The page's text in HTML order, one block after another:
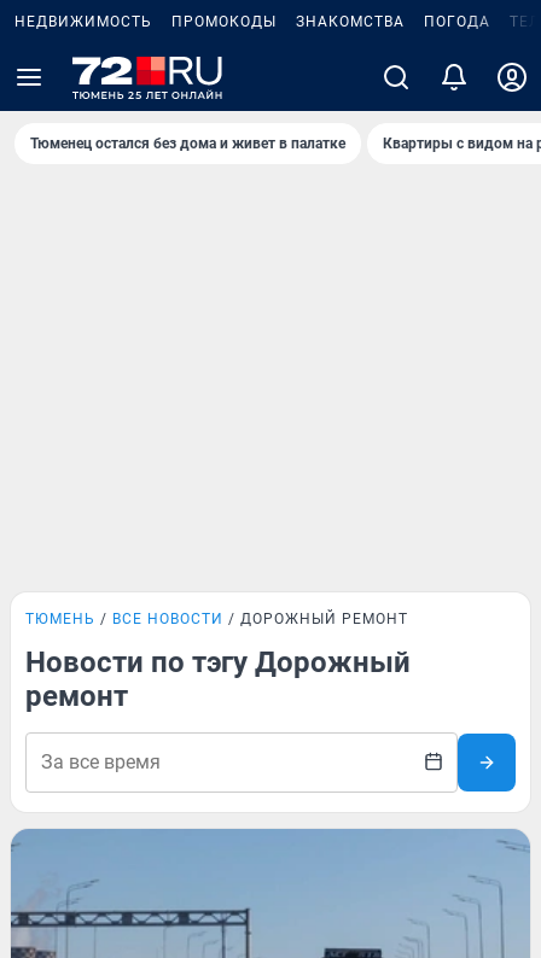
НЕДВИЖИМОСТЬ ПРОМОКОДЫ ЗНАКОМСТВА ПОГОДА
Тюменец остался без дома и живет в палатке Квартиры с видом на
ТЮМЕНЬ ВСЕ НОВОСТИ ДОРОЖНЫЙ РЕМОНТ
Новости по тэгу Дорожный
ремонт